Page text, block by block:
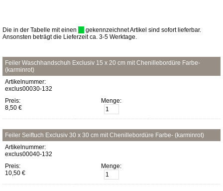
Die in der Tabelle mit einen
gekennzeichnet Artikel sind sofort lieferbar.
Ansonsten beträgt die Lieferzeit ca. 3-5 Werktage.
Feiler Waschhandschuh Exclusiv 15 x 20 cm mit Chenillebordüre Farbe-
(karminrot)
Artikelnummer:
exclus00030-132
Preis:
8,50 €
Menge:
Feiler Seiftuch Exclusiv 30 x 30 cm mit Chenillebordüre Farbe- (karminrot)
Artikelnummer:
exclus00040-132
Preis:
10,50 €
Menge: